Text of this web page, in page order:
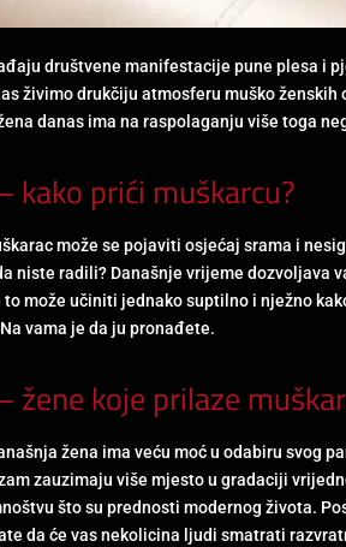
društvene manifestacije pune plesa i
živimo drukčiju atmosferu muško
danas ima na raspolaganju više toga
kako prići muškarcu?
može se pojaviti osjećaj srama i
niste radili? Današnje vrijeme dozvoljava
to može učiniti jednako suptilno i nježno
vama je da ju pronađete.
žene koje prilaze
žena ima veću moć u odabiru svog
zauzimaju više mjesto u gradaciji
što su prednosti modernog života.
da će vas nekolicina ljudi smatrati